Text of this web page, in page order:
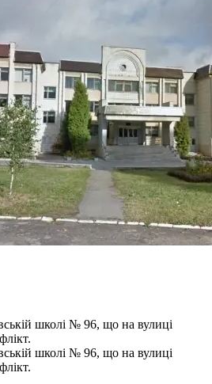
школі № 96, що на вулиці
школі № 96, що на вулиці